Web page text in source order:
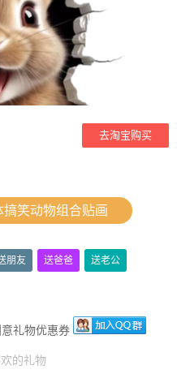
去淘宝购买
笑动物组合贴画
朋友 送爸爸 送老公
礼物优惠券
的礼物